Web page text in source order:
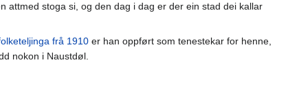
attmed stoga si, og den dag i dag er der ein stad dei kallar
frå 1910 er han oppført som tenestekar for henne,
nokon i Naustdøl.